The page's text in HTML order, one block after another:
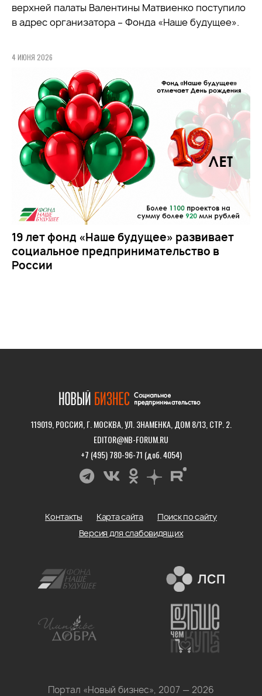
верхней палаты Валентины Матвиенко поступило
в адрес организатора – Фонда «Наше будущее».
4 ИЮНЯ 2026
19 лет фонд «Наше будущее» развивает
социальное предпринимательство в
России
119019, РОССИЯ, Г. МОСКВА, УЛ. ЗНАМЕНКА, ДОМ 8/13, СТР. 2.
EDITOR@NB-FORUM.RU
+7 (495) 780-96-71 (доб. 4054)
Портал «Новый бизнес», 2007 — 2026
Контакты Карта сайта
Поиск по сайту
Версия для слабовидящих